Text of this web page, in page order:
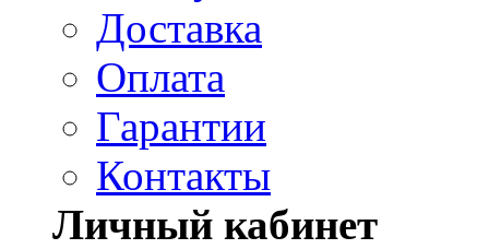
Доставка
Оплата
Гарантии
Контакты
Личный кабинет